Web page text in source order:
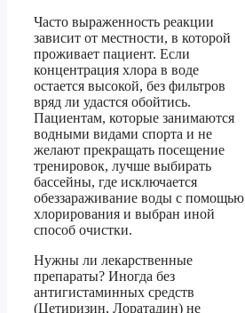
Часто выраженность реакции
зависит от местности, в которой
проживает пациент. Если
концентрация хлора в воде
остается высокой, без фильтров
вряд ли удастся обойтись.
Пациентам, которые занимаются
водными видами спорта и не
желают прекращать посещение
тренировок, лучше выбирать
бассейны, где исключается
обеззараживание воды с помощью
хлорирования и выбран иной
способ очистки.
Нужны ли лекарственные
препараты? Иногда без
антигистаминных средств
(Цетиризин, Лоратадин) не